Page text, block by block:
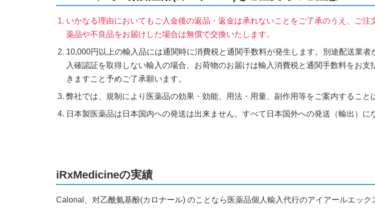
いかなる理由においてもご入金後の返品・返金は承れないことをご了承のうえ、ご
薬品や不良品をお届けした場合は無償で交換いたします。
10,000円以上の輸入品には通関時に消費税と通関手数料が発生します。別途配送業
入確認証を取得しない輸入の場合、お荷物のお届けは輸入消費税と通関手数料をお
きますこと予めご了承願います。
弊社では、規制により医薬品の効果・効能、用法・用量、副作用等をご案内すること
日本製医薬品は日本国内への発送は出来ません。すべて日本国外への発送（輸出）に
iRxMedicineの実績
Calonal、对乙酰氨基酚(カロナール) のことなら医薬品個人輸入代行のアイアールエック